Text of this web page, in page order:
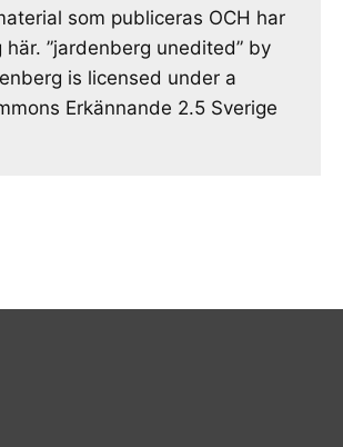
som publiceras OCH har
”jardenberg unedited” by
is licensed under a
Erkännande 2.5 Sverige